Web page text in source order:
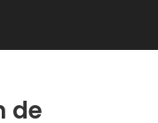
de